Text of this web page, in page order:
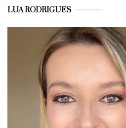
LUA RODRIGUES